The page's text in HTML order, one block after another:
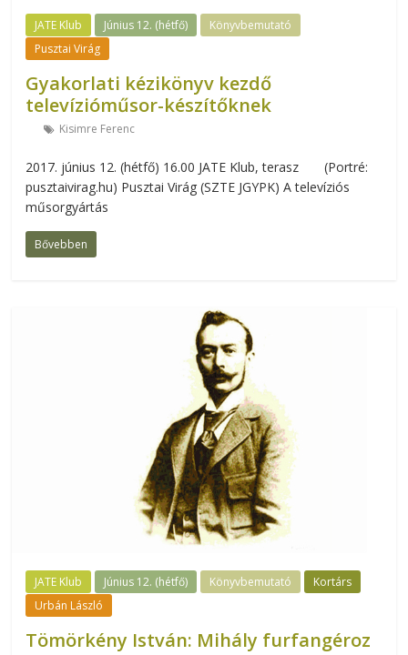
JATE Klub Június 12. (hétfő)
Könyvbemutató
Pusztai Virág
Gyakorlati kézikönyv kezdő
televízióműsor-készítőknek
Kisimre Ferenc
2017. június 12. (hétfő) 16.00 JATE Klub, terasz (Portré:
pusztaivirag.hu) Pusztai Virág (SZTE JGYPK) A televíziós
műsorgyártás
Bővebben
JATE Klub Június 12. (hétfő) Könyvbemutató
Kortárs
Urbán László
Tömörkény István: Mihály furfangéroz